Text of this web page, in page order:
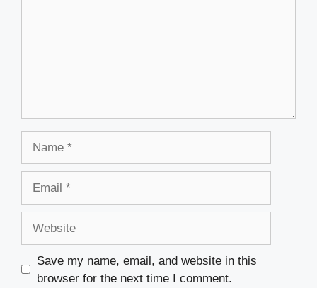
Save my name, email, and website in this
browser for the next time I comment.